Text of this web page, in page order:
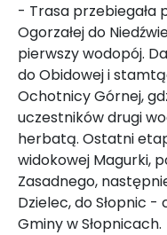
- Trasa przebiegała
Ogorzałej do
pierwszy wodopój.
do Obidowej i
Ochotnicy Górnej,
uczestników drugi
herbatą. Ostatni
widokowej Magurki,
Zasadnego,
Dzielec, do Słopnic
Gminy w Słopnicach.